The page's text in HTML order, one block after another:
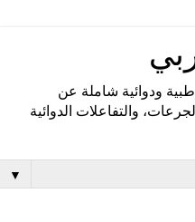
ودوائية شاملة عن
والتفاعلات الدوائية
▼